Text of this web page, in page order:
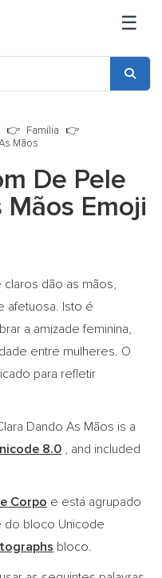
☰
Família
Mãos
De Pele
Emoji
dão as mãos,
afetuosa. Isto é
a amizade feminina,
entre mulheres. O
para refletir
Dando As Mãos is a
8.0 , and included
Corpo e está agrupado
do bloco Unicode
bloco.